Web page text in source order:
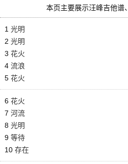
本页主要展示汪峰吉他谱
1 光明
2 光明
3 花火
4 流浪
5 花火
6 花火
7 河流
8 光明
9 等待
10 存在